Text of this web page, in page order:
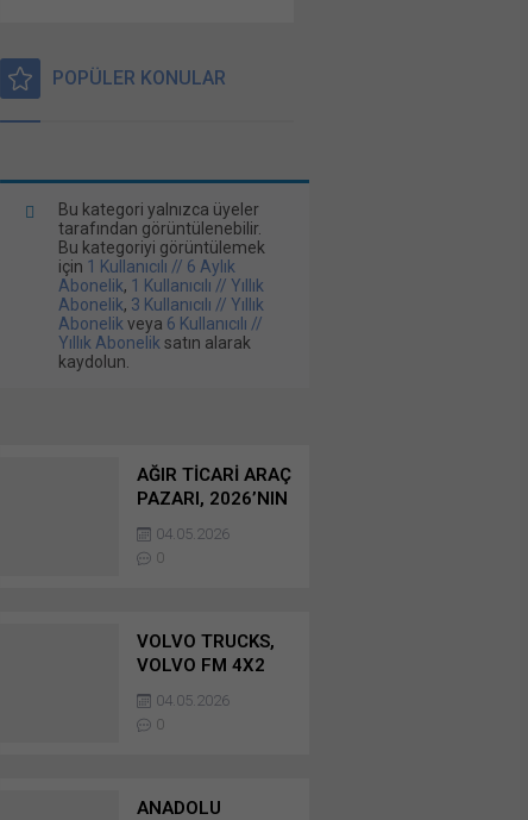
POPÜLER KONULAR
Bu kategori yalnızca üyeler
tarafından görüntülenebilir.
Bu kategoriyi görüntülemek
için 1 Kullanıcılı // 6 Aylık
Abonelik, 1 Kullanıcılı // Yıllık
Abonelik, 3 Kullanıcılı // Yıllık
Abonelik veya 6 Kullanıcılı //
Yıllık Abonelik satın alarak
kaydolun.
AĞIR TİCARİ ARAÇ
PAZARI, 2026’NIN
İLK ÇEYREĞİNİ
KONTROLLÜ BİR
DARALMA İLE
04.05.2026
0
VOLVO TRUCKS,
VOLVO FM 4X2
KAMYON İLE DE
EURO NCAP’TEN
5 YILDIZ ALDI
04.05.2026
0
ANADOLU